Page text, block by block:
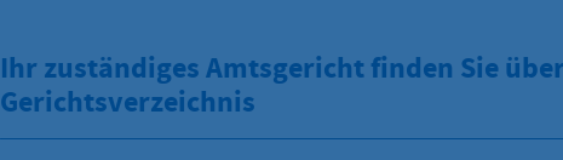
Ihr zuständiges Amtsgericht finden Sie
Gerichtsverzeichnis